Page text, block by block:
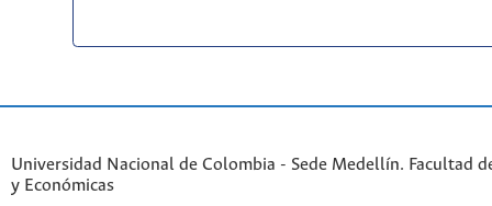
Universidad Nacional de Colombia - Sede Medellín. Facultad
y Económicas